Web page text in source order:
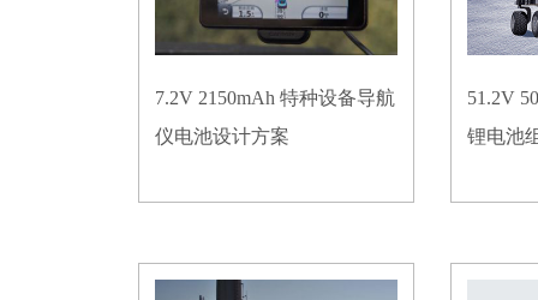
7.2V 2150mAh 特种设备导航
仪电池设计方案
51.2V
锂电池